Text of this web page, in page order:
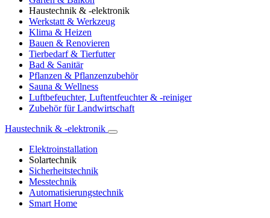
Haustechnik & -elektronik
Werkstatt & Werkzeug
Klima & Heizen
Bauen & Renovieren
Tierbedarf & Tierfutter
Bad & Sanitär
Pflanzen & Pflanzenzubehör
Sauna & Wellness
Luftbefeuchter, Luftentfeuchter & -reiniger
Zubehör für Landwirtschaft
Haustechnik & -elektronik
Elektroinstallation
Solartechnik
Sicherheitstechnik
Messtechnik
Automatisierungstechnik
Smart Home